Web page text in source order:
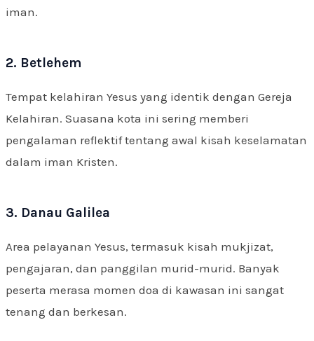
iman.
2. Betlehem
Tempat kelahiran Yesus yang identik dengan Gereja
Kelahiran. Suasana kota ini sering memberi
pengalaman reflektif tentang awal kisah keselamatan
dalam iman Kristen.
3. Danau Galilea
Area pelayanan Yesus, termasuk kisah mukjizat,
pengajaran, dan panggilan murid-murid. Banyak
peserta merasa momen doa di kawasan ini sangat
tenang dan berkesan.